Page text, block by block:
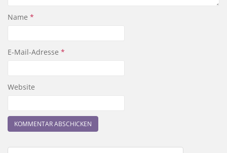
Name *
E-Mail-Adresse *
Website